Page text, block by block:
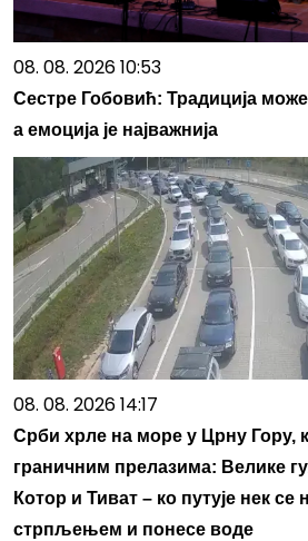
08. 08. 2026 10:53
Сестре Гобовић: Традиција
а емоција је најважнија
08. 08. 2026 14:17
Срби хрле на море у Црну Гору,
граничним прелазима: Велике
Котор и Тиват – ко путује нек се
стрпљењем и понесе воде